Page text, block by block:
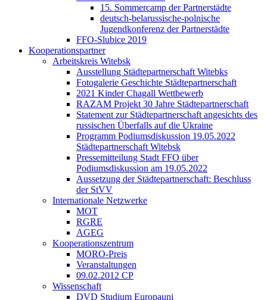
15. Sommercamp der Partnerstädte
deutsch-belarussische-polnische
Jugendkonferenz der Partnerstädte
FFO-Slubice 2019
Kooperationspartner
Arbeitskreis Witebsk
Ausstellung Städtepartnerschaft Witebks
Fotogalerie Geschichte Städtepartnerschaft
2021 Kinder Chagall Wettbewerb
RAZAM Projekt 30 Jahre Städtepartnerschaft
Statement zur Städtepartnerschaft angesichts des
russischen Überfalls auf die Ukraine
Programm Podiumsdiskussion 19.05.2022
Städtepartnerschaft Witebsk
Pressemitteilung Stadt FFO über
Podiumsdiskussion am 19.05.2022
Aussetzung der Städtepartnerschaft: Beschluss
der StVV
Internationale Netzwerke
MOT
RGRE
AGEG
Kooperationszentrum
MORO-Preis
Veranstaltungen
09.02.2012 CP
Wissenschaft
DVD Studium Europauni